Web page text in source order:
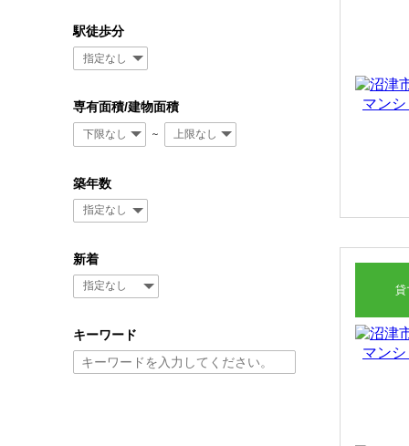
駅徒歩分
専有面積/建物面積
～
築年数
新着
キーワード
貸